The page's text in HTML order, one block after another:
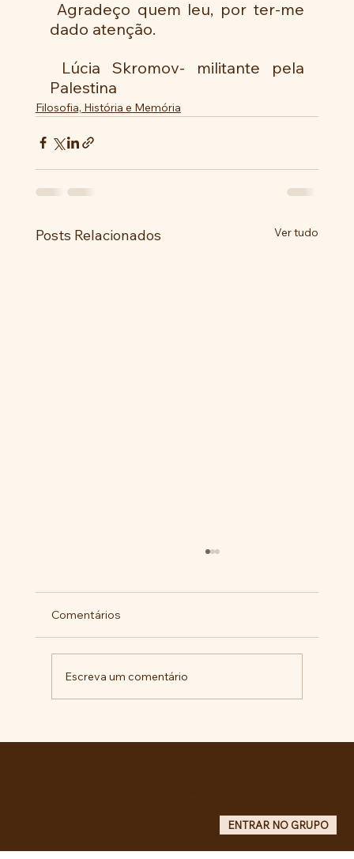
dado atenção.
Palestina
Filosofia, História e Memória
Posts Relacionados Ver tudo
Comentários
Escreva um comentário
ENTRAR NO GRUPO